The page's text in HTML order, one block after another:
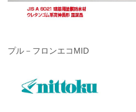
プル－フロンエコMID